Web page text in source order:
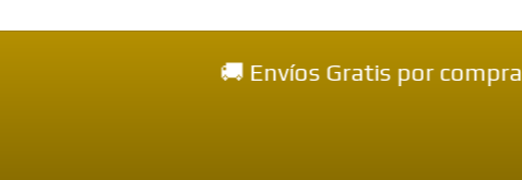
🚚 Envíos Gratis por compras